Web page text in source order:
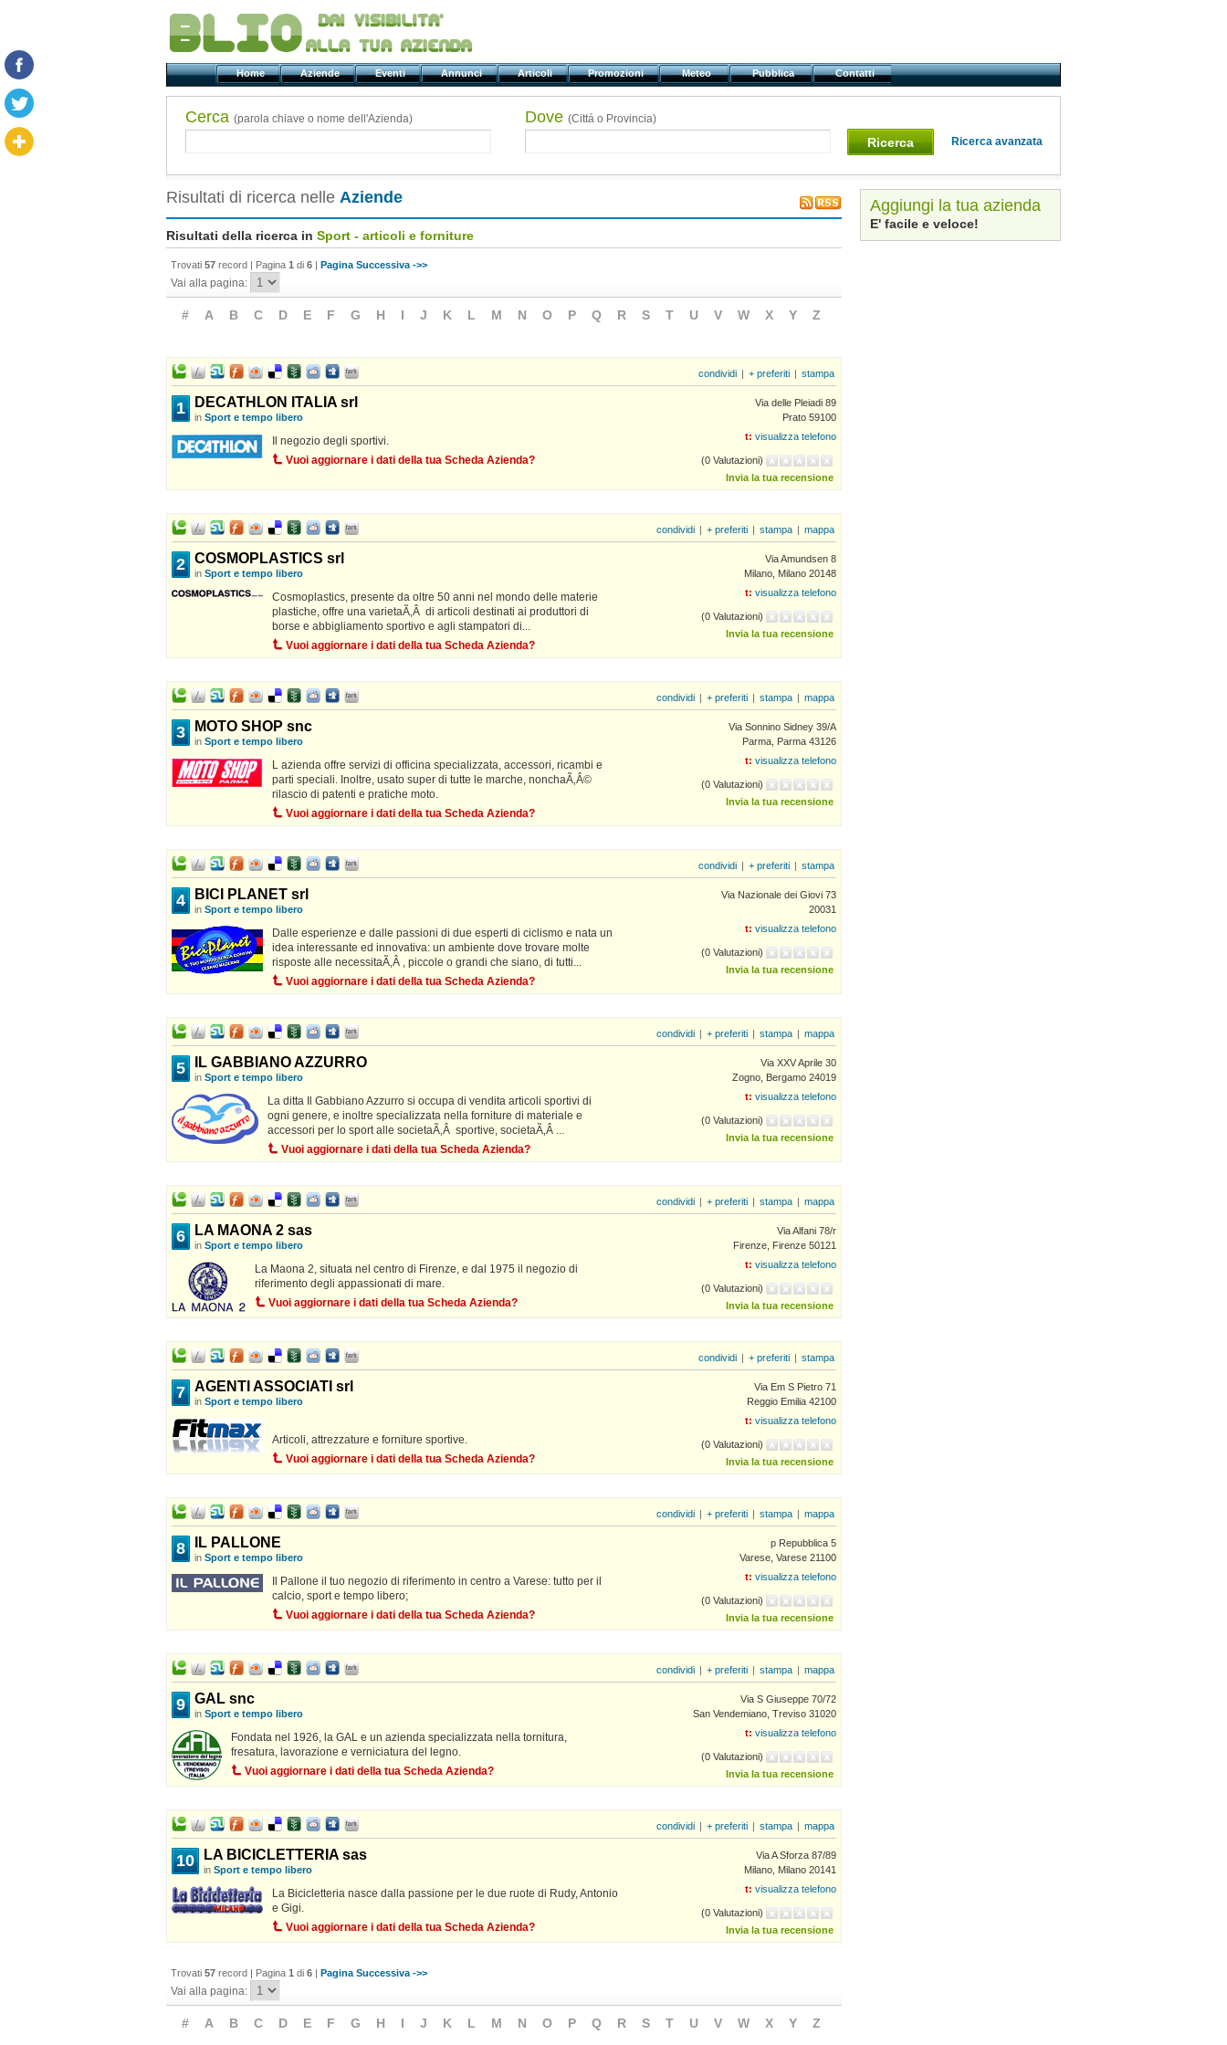
Home Aziende Eventi Annunci Articoli Promozioni Meteo Pubblica Contatti
Cerca (parola chiave o nome dell'Azienda) Dove(Cittá o Provincia)
Ricerca Ricerca avanzata
Risultati di ricerca nelle Aziende
Risultati della ricerca in Sport - articoli e forniture
Trovati 57 record | Pagina 1 di 6 Pagina Successiva ->>
Vai alla pagina:
# A B C D E F G H I J K L M N O P Q R S T U V W X Y Z
condividi + preferiti stampa
1 DECATHLON ITALIA srl
in Sport e tempo libero
Il negozio degli sportivi.
Vuoi aggiornare i dati della tua Scheda Azienda?
Via delle Pleiadi 89
Prato 59100
t: visualizza telefono
(0 Valutazioni)
Invia la tua recensione
condividi + preferiti stampa mappa
2 COSMOPLASTICS srl
in Sport e tempo libero
Cosmoplastics, presente da oltre 50 anni nel mondo delle materie
plastiche, offre una varietaÃ‚Â di articoli destinati ai produttori di
borse e abbigliamento sportivo e agli stampatori di...
Vuoi aggiornare i dati della tua Scheda Azienda?
Via Amundsen 8
Milano, Milano 20148
t: visualizza telefono
(0 Valutazioni)
Invia la tua recensione
condividi + preferiti stampa mappa
3 MOTO SHOP snc
in Sport e tempo libero
L azienda offre servizi di officina specializzata, accessori, ricambi e
parti speciali. Inoltre, usato super di tutte le marche, nonchaÃ‚Â©
rilascio di patenti e pratiche moto.
Vuoi aggiornare i dati della tua Scheda Azienda?
Via Sonnino Sidney 39/A
Parma, Parma 43126
t: visualizza telefono
(0 Valutazioni)
Invia la tua recensione
condividi + preferiti stampa
4 BICI PLANET srl
in Sport e tempo libero
Dalle esperienze e dalle passioni di due esperti di ciclismo e nata un
idea interessante ed innovativa: un ambiente dove trovare molte
risposte alle necessitaÃ‚Â , piccole o grandi che siano, di tutti...
Vuoi aggiornare i dati della tua Scheda Azienda?
Via Nazionale dei Giovi 73
20031
t: visualizza telefono
(0 Valutazioni)
Invia la tua recensione
condividi + preferiti stampa mappa
5 IL GABBIANO AZZURRO
in Sport e tempo libero
La ditta Il Gabbiano Azzurro si occupa di vendita articoli sportivi di
ogni genere, e inoltre specializzata nella forniture di materiale e
accessori per lo sport alle societaÃ‚Â sportive, societaÃ‚Â ...
Vuoi aggiornare i dati della tua Scheda Azienda?
Via XXV Aprile 30
Zogno, Bergamo 24019
t: visualizza telefono
(0 Valutazioni)
Invia la tua recensione
condividi + preferiti stampa mappa
6 LA MAONA 2 sas
in Sport e tempo libero
La Maona 2, situata nel centro di Firenze, e dal 1975 il negozio di
riferimento degli appassionati di mare.
Vuoi aggiornare i dati della tua Scheda Azienda?
Via Alfani 78/r
Firenze, Firenze 50121
t: visualizza telefono
(0 Valutazioni)
Invia la tua recensione
condividi + preferiti stampa
7 AGENTI ASSOCIATI srl
in Sport e tempo libero
Articoli, attrezzature e forniture sportive.
Vuoi aggiornare i dati della tua Scheda Azienda?
Via Em S Pietro 71
Reggio Emilia 42100
t: visualizza telefono
(0 Valutazioni)
Invia la tua recensione
condividi + preferiti stampa mappa
8 IL PALLONE
in Sport e tempo libero
Il Pallone il tuo negozio di riferimento in centro a Varese: tutto per il
calcio, sport e tempo libero;
Vuoi aggiornare i dati della tua Scheda Azienda?
p Repubblica 5
Varese, Varese 21100
t: visualizza telefono
(0 Valutazioni)
Invia la tua recensione
condividi + preferiti stampa mappa
9 GAL snc
in Sport e tempo libero
Fondata nel 1926, la GAL e un azienda specializzata nella tornitura,
fresatura, lavorazione e verniciatura del legno.
Vuoi aggiornare i dati della tua Scheda Azienda?
Via S Giuseppe 70/72
San Vendemiano, Treviso 31020
t: visualizza telefono
(0 Valutazioni)
Invia la tua recensione
condividi + preferiti stampa mappa
10 LA BICICLETTERIA sas
in Sport e tempo libero
La Bicicletteria nasce dalla passione per le due ruote di Rudy, Antonio
e Gigi.
Vuoi aggiornare i dati della tua Scheda Azienda?
Via A Sforza 87/89
Milano, Milano 20141
t: visualizza telefono
(0 Valutazioni)
Invia la tua recensione
Trovati 57 record | Pagina 1 di 6 Pagina Successiva ->>
Vai alla pagina:
# A B C D E F G H I J K L M N O P Q R S T U V W X Y Z
Aggiungi la tua azienda
E' facile e veloce!